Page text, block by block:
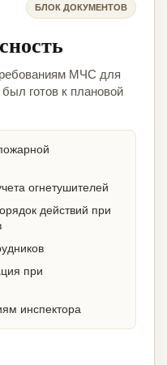
БЛОК ДОКУМЕНТОВ
МЧС для
готов к плановой
огнетушителей
действий при
при
инспектора